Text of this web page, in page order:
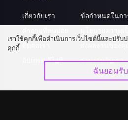
เกี่ยวกับเรา
ติดต่อเรา
อัปเกรด วีไอพี
ข้อกำหนดในกา
ส่งผลงานของคุ
ร่วมงานกับเรา
เราใช้คุกกี้เพื่อดำเนินการเว็บไซต์นี้และปรับ
คุกกี้
ฉันยอมรับ